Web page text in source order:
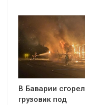
В Баварии сгорел
грузовик под